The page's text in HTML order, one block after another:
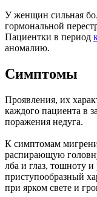
У женщин сильная
гормональной
Пациентки в период
аномалию.
Симптомы
Проявления, их
каждого пациента в
поражения недуга.
К симптомам
распирающую
лба и глаз, тошноту
приступообразный
при ярком свете и